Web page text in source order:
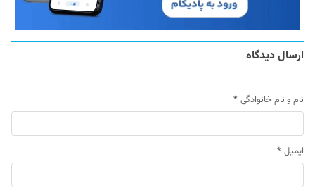
ارسال دیدگاه
نام و نام خانوادگی *
ایمیل *